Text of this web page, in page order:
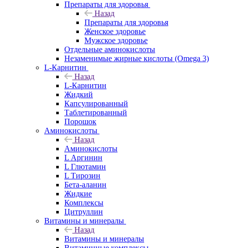
Препараты для здоровья
Назад
Препараты для здоровья
Женское здоровье
Мужское здоровье
Отдельные аминокислоты
Незаменимые жирные кислоты (Omega 3)
L-Карнитин
Назад
L-Карнитин
Жидкий
Капсулированный
Таблетированный
Порошок
Аминокислоты
Назад
Аминокислоты
L Аргинин
L Глютамин
L Тирозин
Бета-аланин
Жидкие
Комплексы
Цитруллин
Витамины и минералы
Назад
Витамины и минералы